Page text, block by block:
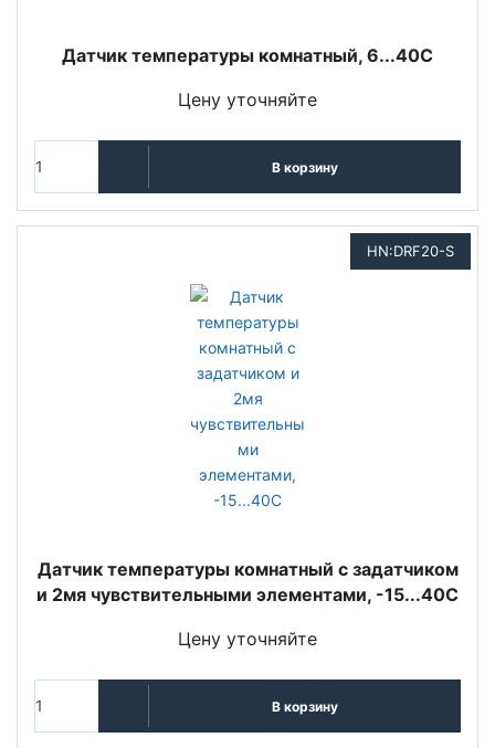
Датчик температуры комнатный, 6...40С
Цену уточняйте
В корзину
HN:DRF20-S
Датчик температуры комнатный с задатчиком
и 2мя чувствительными элементами, -15...40С
Цену уточняйте
В корзину